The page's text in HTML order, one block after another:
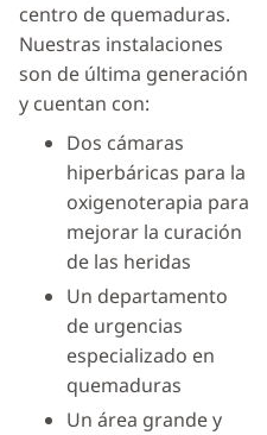
centro de quemaduras.
Nuestras instalaciones
son de última generación
y cuentan con:
Dos cámaras
hiperbáricas para la
oxigenoterapia para
mejorar la curación
de las heridas
Un departamento
de urgencias
especializado en
quemaduras
Un área grande y